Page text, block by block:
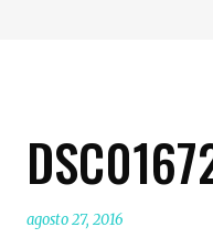
agosto 27, 2016